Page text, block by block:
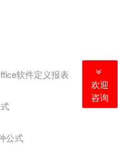
软件定义报表
公式
欢迎
咨询